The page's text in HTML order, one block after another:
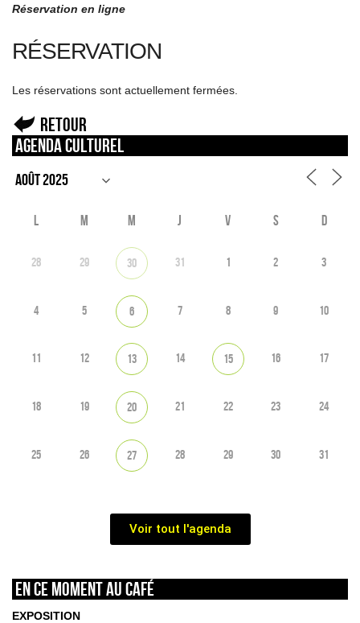
Réservation en ligne
RÉSERVATION
Les réservations sont actuellement fermées.
Retour
Agenda culturel
L M M J V S D
28 29 30 31 1 2 3
4 5 6 7 8 9 10
11 12 13 14 15 16 17
18 19 20 21 22 23 24
25 26 27 28 29 30 31
Voir tout l'agenda
En ce moment au café
EXPOSITION